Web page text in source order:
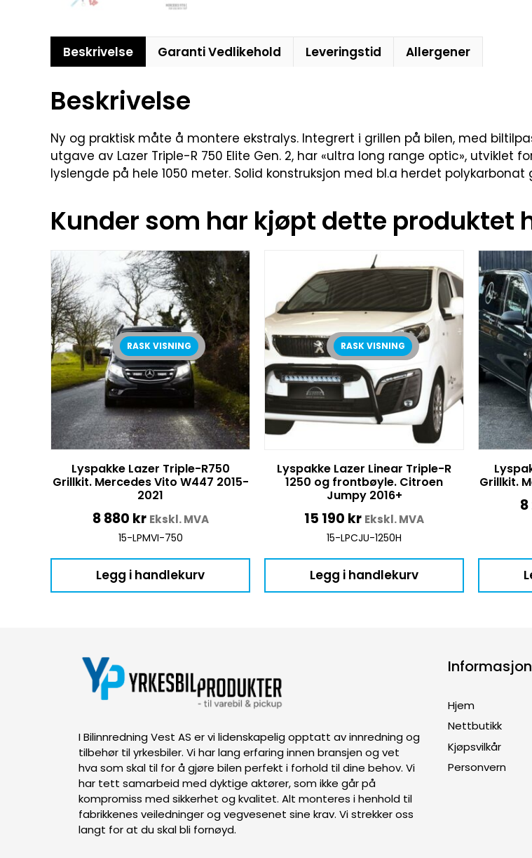
Beskrivelse Garanti Vedlikehold Leveringstid Allergener
Beskrivelse
Ny og praktisk måte å montere ekstralys. Integrert i grillen på bilen, med
utgave av Lazer Triple-R 750 Elite Gen. 2, har «ultra long range optic»,
lyslengde på hele 1050 meter. Solid konstruksjon med bl.a herdet polykarbonat
Kunder som har kjøpt dette produktet
RASK VISNING
Lyspakke Lazer Triple-R750
Grillkit. Mercedes Vito W447 2015-
2021
8 880 kr Ekskl. MVA
15-LPMVI-750
Legg i handlekurv
RASK VISNING
Lyspakke Lazer Linear Triple-R
1250 og frontbøyle. Citroen
Jumpy 2016+
15 190 kr Ekskl. MVA
15-LPCJU-1250H
Legg i handlekurv
Grillkit.
8
I Bilinnredning Vest AS er vi lidenskapelig opptatt av innredning og
tilbehør til yrkesbiler. Vi har lang erfaring innen bransjen og vet
hva som skal til for å gjøre bilen perfekt i forhold til dine behov. Vi
har tett samarbeid med dyktige aktører, som ikke går på
kompromiss med sikkerhet og kvalitet. Alt monteres i henhold til
fabrikkenes veiledninger og vegvesenet sine krav. Vi strekker oss
langt for at du skal bli fornøyd.
Informasjon
Hjem
Nettbutikk
Kjøpsvilkår
Personvern